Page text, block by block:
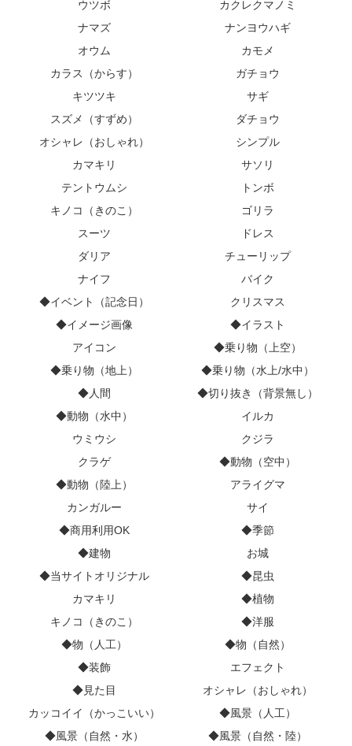
ウツボ
カクレクマノミ
ナマズ
ナンヨウハギ
オウム
カモメ
カラス（からす）
ガチョウ
キツツキ
サギ
スズメ（すずめ）
ダチョウ
オシャレ（おしゃれ）
シンプル
カマキリ
サソリ
テントウムシ
トンボ
キノコ（きのこ）
ゴリラ
スーツ
ドレス
ダリア
チューリップ
ナイフ
バイク
◆イベント（記念日）
クリスマス
◆イメージ画像
◆イラスト
アイコン
◆乗り物（上空）
◆乗り物（地上）
◆乗り物（水上/水中）
◆人間
◆切り抜き（背景無し）
◆動物（水中）
イルカ
ウミウシ
クジラ
クラゲ
◆動物（空中）
◆動物（陸上）
アライグマ
カンガルー
サイ
◆商用利用OK
◆季節
◆建物
お城
◆当サイトオリジナル
◆昆虫
カマキリ
◆植物
キノコ（きのこ）
◆洋服
◆物（人工）
◆物（自然）
◆装飾
エフェクト
◆見た目
オシャレ（おしゃれ）
カッコイイ（かっこいい）
◆風景（人工）
◆風景（自然・水）
◆風景（自然・陸）